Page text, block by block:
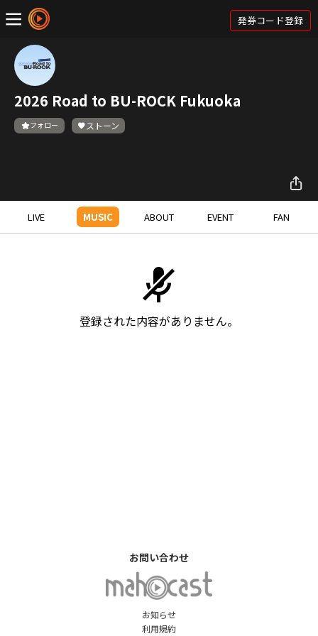
発券コード登録
2026 Road to BU-ROCK Fukuoka
フォロー ストーン
LIVE MUSIC ABOUT EVENT FAN
登録された内容がありません。
お知らせ
利用規約
お問い合わせ